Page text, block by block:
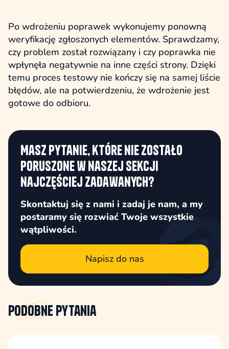
Po wdrożeniu poprawek wykonujemy ponowną
weryfikację zgłoszonych elementów. Sprawdzamy,
czy problem został rozwiązany i czy poprawka nie
wpłynęła negatywnie na inne części strony. Dzięki
temu proces testowy nie kończy się na samej liście
błędów, ale na potwierdzeniu, że wdrożenie jest
gotowe do odbioru.
Masz pytanie, które nie zostało
poruszone w naszej sekcji
najczęściej zadawanych?
Skontaktuj się z nami i zadaj je nam, a my
postaramy się rozwiać Twoje wszystkie
wątpliwości.
Napisz do nas
Podobne pytania